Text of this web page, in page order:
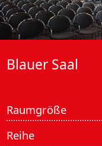
Blauer Saal
Raumgröße
Reihe